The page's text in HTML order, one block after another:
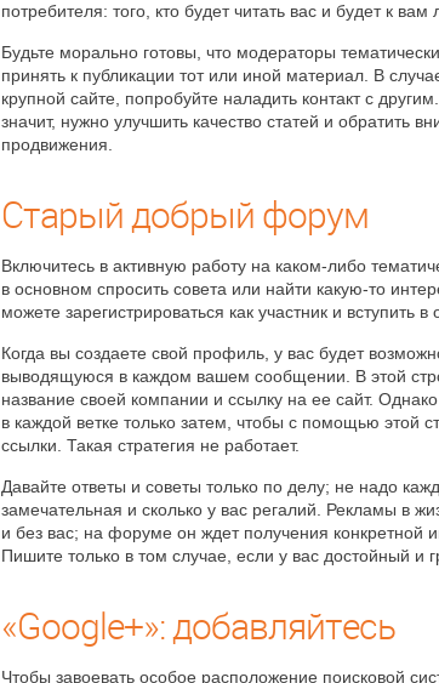
потребителя: того, кто будет читать вас и будет к вам
Будьте морально готовы, что модераторы
принять к публикации тот или иной материал. В
крупной сайте, попробуйте наладить контакт с
значит, нужно улучшить качество статей и обратить
продвижения.
Старый добрый форум
Включитесь в активную работу на каком-либо
в основном спросить совета или найти какую-то
можете зарегистрироваться как участник и вступить
Когда вы создаете свой профиль, у вас будет
выводящуюся в каждом вашем сообщении. В этой
название своей компании и ссылку на ее сайт.
в каждой ветке только затем, чтобы с помощью этой
ссылки. Такая стратегия не работает.
Давайте ответы и советы только по делу; не надо
замечательная и сколько у вас регалий. Рекламы в
и без вас; на форуме он ждет получения конкретной
Пишите только в том случае, если у вас достойный и
«Google+»: добавляйтесь
Чтобы завоевать особое расположение поисковой